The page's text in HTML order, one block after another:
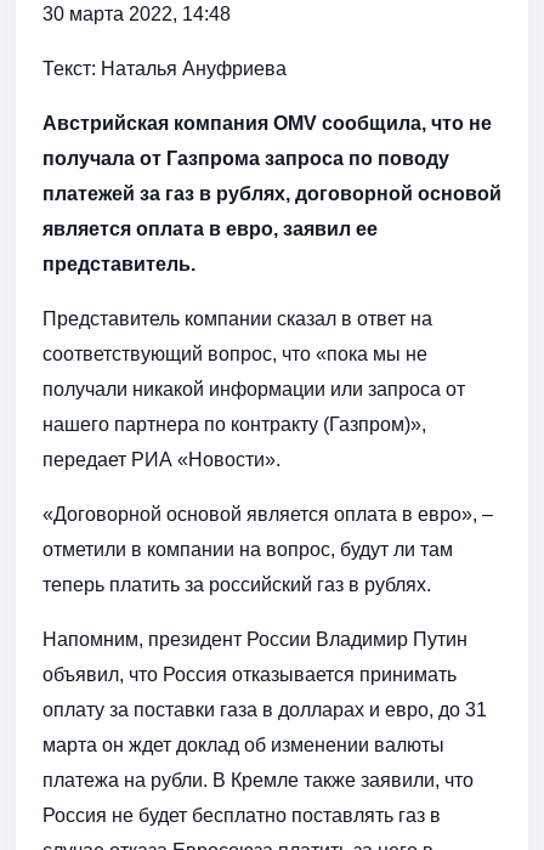
30 марта 2022, 14:48
Текст: Наталья Ануфриева
Австрийская компания OMV сообщила, что не
получала от Газпрома запроса по поводу
платежей за газ в рублях, договорной основой
является оплата в евро, заявил ее
представитель.
Представитель компании сказал в ответ на
соответствующий вопрос, что «пока мы не
получали никакой информации или запроса от
нашего партнера по контракту (Газпром)»,
передает РИА «Новости».
«Договорной основой является оплата в евро», –
отметили в компании на вопрос, будут ли там
теперь платить за российский газ в рублях.
Напомним, президент России Владимир Путин
объявил, что Россия отказывается принимать
оплату за поставки газа в долларах и евро, до 31
марта он ждет доклад об изменении валюты
платежа на рубли. В Кремле также заявили, что
Россия не будет бесплатно поставлять газ в